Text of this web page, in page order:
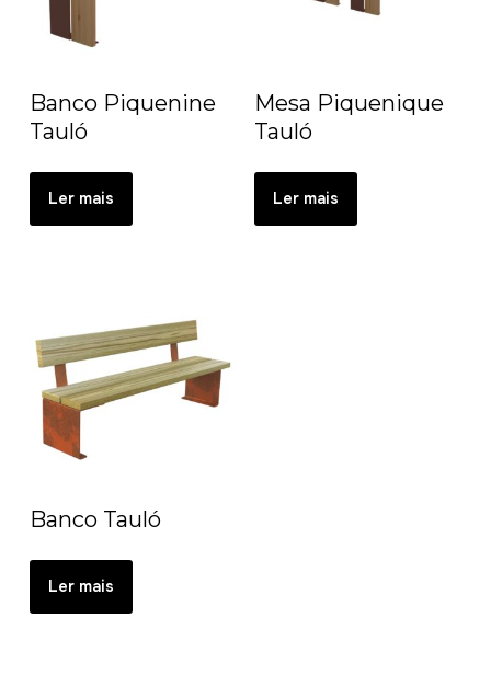
Banco Piquenine
Tauló
Ler mais
Mesa Piquenique
Tauló
Ler mais
Banco Tauló
Ler mais